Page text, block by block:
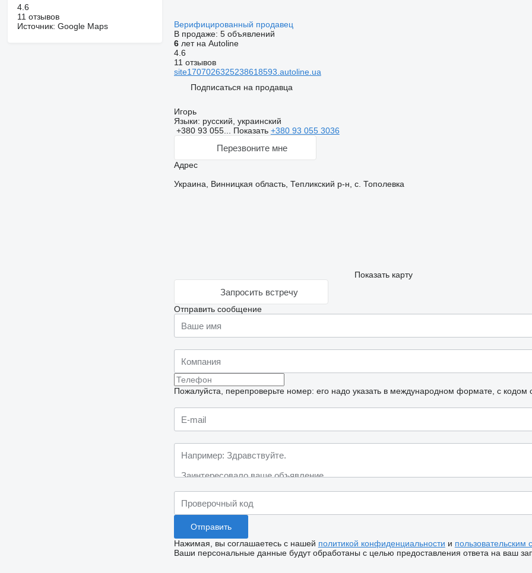
4.6
11 отзывов
Источник: Google Maps
Верифицированный продавец
В продаже: 5 объявлений
6лет на Autoline
4.6
11 отзывов
site1707026325238618593.autoline.ua
Подписаться на продавца
Игорь
Языки: русский, украинский
+380 93 055... Показать +380 93 055 3036
Перезвоните мне
Адрес
Украина, Винницкая область, Тепликский р-н, с. Тополевка
Показать карту
Запросить встречу
Отправить сообщение
Пожалуйста, перепроверьте номер: его надо указать в международном формате, с кодом
Нажимая, вы соглашаетесь с нашей политикой конфиденциальности и пользовательским
Ваши персональные данные будут обработаны с целью предоставления ответа на ваш